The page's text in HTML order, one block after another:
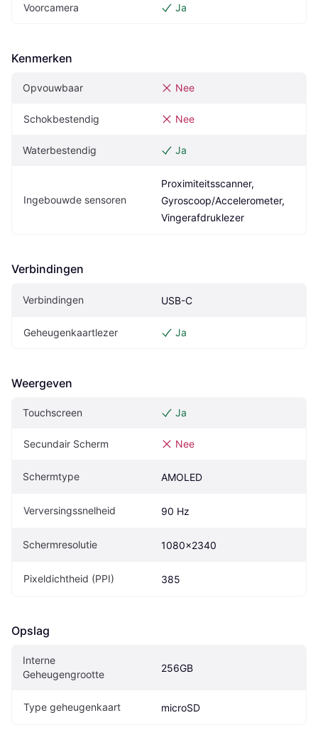
Voorcamera Ja
Kenmerken
Opvouwbaar Nee
Schokbestendig Nee
Waterbestendig Ja
Ingebouwde sensoren
Proximiteitsscanner,
Gyroscoop/Accelerometer,
Vingerafdruklezer
Verbindingen
Verbindingen USB-C
Geheugenkaartlezer Ja
Weergeven
Touchscreen Ja
Secundair Scherm Nee
Schermtype AMOLED
Verversingssnelheid 90 Hz
Schermresolutie 1080x2340
Pixeldichtheid (PPI) 385
Opslag
Interne
Geheugengrootte
256GB
Type geheugenkaart microSD